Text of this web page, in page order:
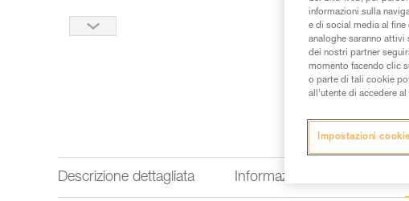
Descrizione dettagliata Informazioni tecniche
informazioni sulla
e di social media al
analoghe saranno attivi
dei nostri partner
momento facendo clic
o parte di tali cookie
all’utente di accedere
Impostazioni